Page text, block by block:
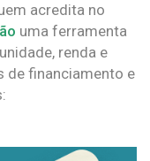
acredita no
uma ferramenta
renda e
de financiamento e